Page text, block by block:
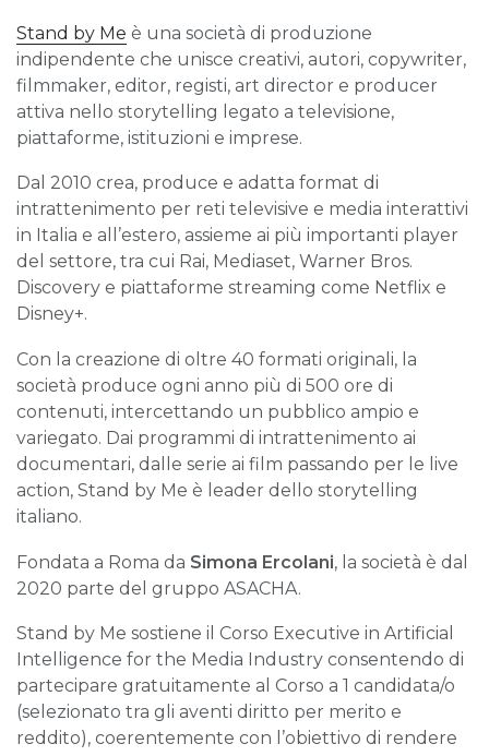
Stand by Me è una società di produzione
indipendente che unisce creativi, autori, copywriter,
filmmaker, editor, registi, art director e producer
attiva nello storytelling legato a televisione,
piattaforme, istituzioni e imprese.
Dal 2010 crea, produce e adatta format di
intrattenimento per reti televisive e media interattivi
in Italia e all’estero, assieme ai più importanti player
del settore, tra cui Rai, Mediaset, Warner Bros.
Discovery e piattaforme streaming come Netflix e
Disney+.
Con la creazione di oltre 40 formati originali, la
società produce ogni anno più di 500 ore di
contenuti, intercettando un pubblico ampio e
variegato. Dai programmi di intrattenimento ai
documentari, dalle serie ai film passando per le live
action, Stand by Me è leader dello storytelling
italiano.
Fondata a Roma da Simona Ercolani, la società è dal
2020 parte del gruppo ASACHA.
Stand by Me sostiene il Corso Executive in Artificial
Intelligence for the Media Industry consentendo di
partecipare gratuitamente al Corso a 1 candidata/o
(selezionato tra gli aventi diritto per merito e
reddito), coerentemente con l’obiettivo di rendere